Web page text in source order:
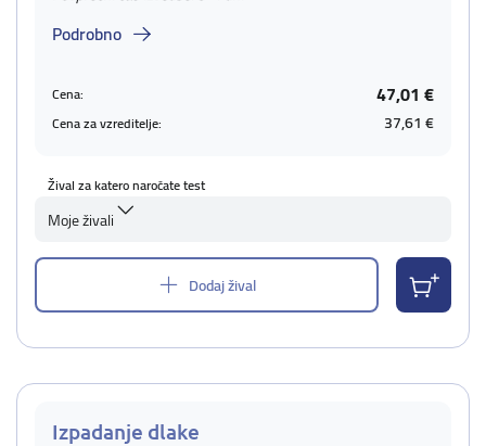
Podrobno
Cena: 47,01 €
Cena za vzreditelje: 37,61 €
Žival za katero naročate test
Moje živali
Dodaj žival
Izpadanje dlake